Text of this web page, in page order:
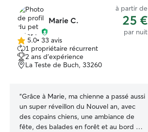
Marie C.
à partir de
25 €
par nuit
5.0 étoile(s)
sur
5
5.0• 33 avis
1 propriétaire récurrent
2 ans d'expérience
La Teste de Buch, 33260
“Grâce à Marie, ma chienne a passé aussi
un super réveillon du Nouvel an, avec
des copains chiens, une ambiance de
fête, des balades en forêt et au bord du